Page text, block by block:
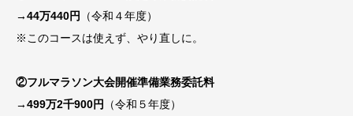
→44万440円
（令和４年度）
※このコースは使えず、やり直しに。
②フルマラソン大会開催準備業務委託料
→499万2千900円
（令和５年度）